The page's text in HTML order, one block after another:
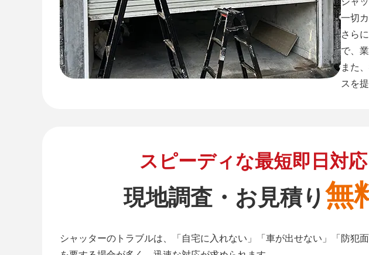
一切カ
さら
で、
また
スを
スピーディな最短即日対応
現地調査・お見積り無
シャッターのトラブルは、「自宅に入れない」「車が出せない」「防犯